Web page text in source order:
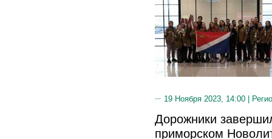
19 Ноября 2023, 14:00 |
Дорожники
приморском